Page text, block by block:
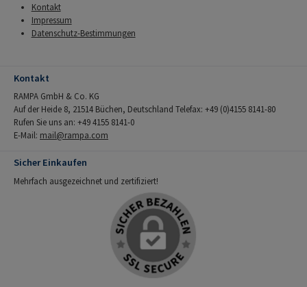
Kontakt
Impressum
Datenschutz-Bestimmungen
Kontakt
RAMPA GmbH & Co. KG
Auf der Heide 8, 21514 Büchen, Deutschland Telefax: +49 (0)4155 8141-80
Rufen Sie uns an: +49 4155 8141-0
E-Mail: mail@rampa.com
Sicher Einkaufen
Mehrfach ausgezeichnet und zertifiziert!